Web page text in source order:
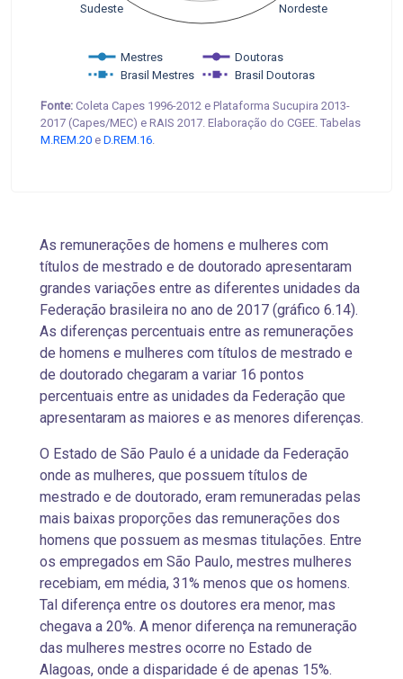
Sudeste Nordeste
Mestres
Brasil Mestres
Doutoras
Brasil Doutoras
Fonte: Coleta Capes 1996-2012 e Plataforma Sucupira 2013-
2017 (Capes/MEC) e RAIS 2017. Elaboração do CGEE. Tabelas
M.REM.20 e D.REM.16
As remunerações de homens e mulheres com
títulos de mestrado e de doutorado apresentaram
grandes variações entre as diferentes unidades da
Federação brasileira no ano de 2017 (gráfico 6.14).
As diferenças percentuais entre as remunerações
de homens e mulheres com títulos de mestrado e
de doutorado chegaram a variar 16 pontos
percentuais entre as unidades da Federação que
apresentaram as maiores e as menores diferenças.
O Estado de São Paulo é a unidade da Federação
onde as mulheres, que possuem títulos de
mestrado e de doutorado, eram remuneradas pelas
mais baixas proporções das remunerações dos
homens que possuem as mesmas titulações. Entre
os empregados em São Paulo, mestres mulheres
recebiam, em média, 31% menos que os homens.
Tal diferença entre os doutores era menor, mas
chegava a 20%. A menor diferença na remuneração
das mulheres mestres ocorre no Estado de
Alagoas, onde a disparidade é de apenas 15%.